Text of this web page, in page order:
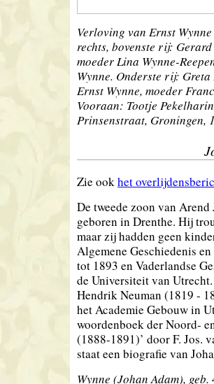
Verloving van Ernst
rechts, bovenste rij:
moeder Lina Wynne-
Wynne. Onderste rij:
Ernst Wynne, moeder
Vooraan: Tootje
Prinsenstraat, Groningen,
Zie ookhet
De tweede zoon van
geboren in Drenthe. Hij
maar zij hadden geen
Algemene Geschiedenis
tot 1893 en Vaderlandse
de Universiteit van
Hendrik Neuman (1819 -
het Academie Gebouw in
woordenboek der Noord-
(1888-1891)’ door F. Jos.
staat een biografie van
Wynne (Johan Adam),